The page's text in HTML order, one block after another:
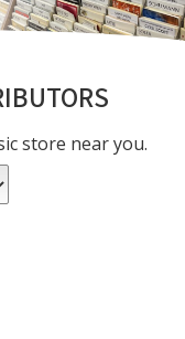
store near you.